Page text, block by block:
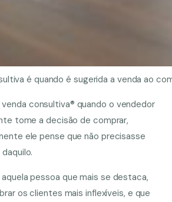
é quando é sugerida a venda ao
consultiva® quando o vendedor
tome a decisão de comprar,
ele pense que não precisasse
pessoa que mais se destaca,
os clientes mais inflexíveis, e que